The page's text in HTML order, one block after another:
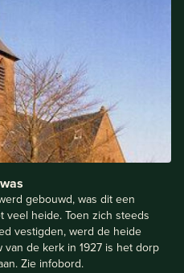
gebouwd, was dit een
heide. Toen zich steeds
vestigden, werd de heide
de kerk in 1927 is het dorp
Zie infobord.